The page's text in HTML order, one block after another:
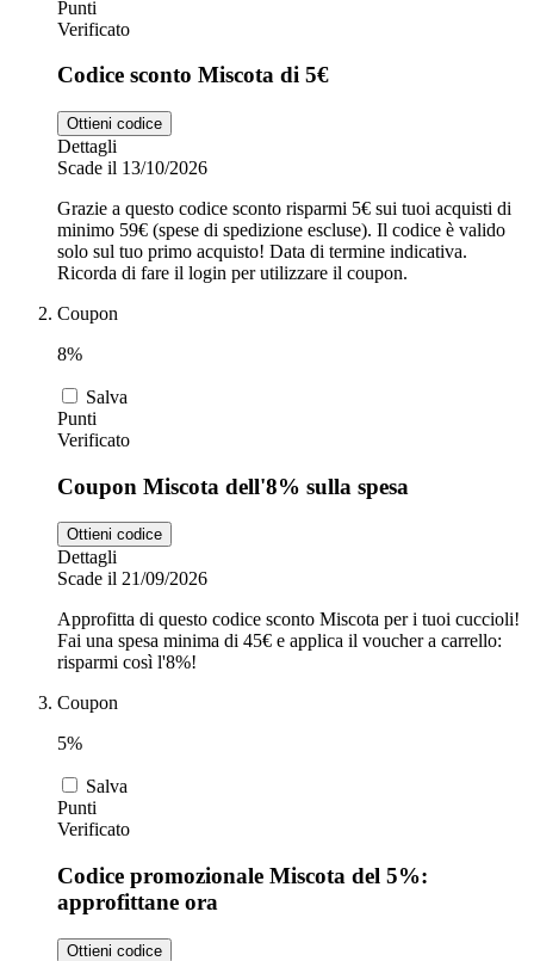
Privé by
Zalando
Unieuro
Farmacia
Scarpe
Punti
Verificato
Codice sconto Miscota di 5€
Ottieni codice
Dettagli
Scade il 13/10/2026
Grazie a questo codice sconto risparmi 5€ sui tuoi acquisti di
minimo 59€ (spese di spedizione escluse). Il codice è valido
solo sul tuo primo acquisto! Data di termine indicativa.
Ricorda di fare il login per utilizzare il coupon.
Coupon
8%
Salva
Punti
Verificato
Coupon Miscota dell'8% sulla spesa
Ottieni codice
Dettagli
Scade il 21/09/2026
Approfitta di questo codice sconto Miscota per i tuoi cuccioli!
Fai una spesa minima di 45€ e applica il voucher a carrello:
risparmi così l'8%!
Coupon
5%
Salva
Punti
Verificato
Codice promozionale Miscota del 5%:
approfittane ora
Ottieni codice